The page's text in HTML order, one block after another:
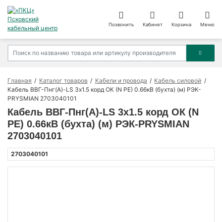
Позвонить Кабинет Корзина Меню
Главная Каталог товаров Кабели и провода
Кабель силовой
Кабель ВВГ-Пнг(А)-LS 3х1.5 корд ОК (N PE) 0.66кВ (бухта) (м) РЭК-
PRYSMIAN 2703040101
Кабель ВВГ-Пнг(А)-LS 3х1.5 корд ОК (N
PE) 0.66кВ (бухта) (м) РЭК-PRYSMIAN
2703040101
2703040101